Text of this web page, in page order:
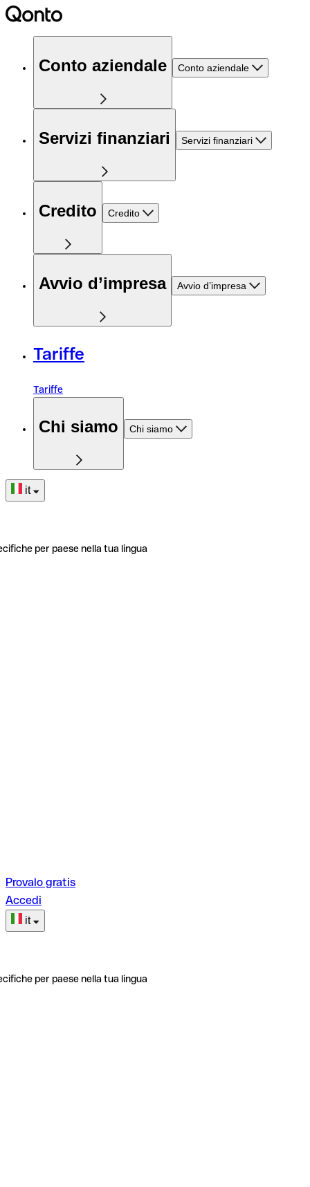
Conto aziendale Conto aziendale
Servizi finanziari Servizi finanziari
Credito Credito
Avvio d’impresa Avvio d’impresa
Tariffe
Tariffe
Chi siamo Chi siamo
it
per paese nella tua lingua
Provalo gratis
Accedi
it
per paese nella tua lingua